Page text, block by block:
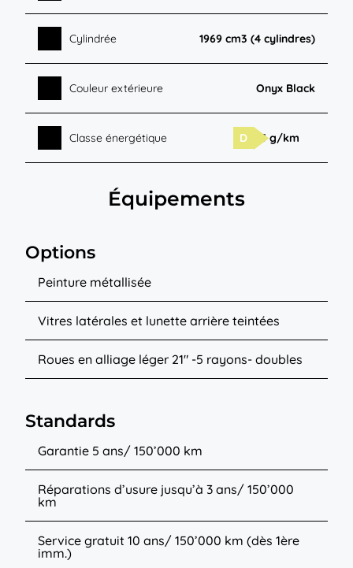
Cylindrée 1969 cm3 (4 cylindres)
Couleur extérieure Onyx Black
Classe énergétique D 25 g/km
Équipements
Options
Peinture métallisée
Vitres latérales et lunette arrière teintées
Roues en alliage léger 21″ -5 rayons- doubles
Standards
Garantie 5 ans/ 150’000 km
Réparations d’usure jusqu’à 3 ans/ 150’000
km
Service gratuit 10 ans/ 150’000 km (dès 1ère
imm.)